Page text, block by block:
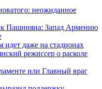
неожиданное
Пашиняна: Запад Армению
даже на стадионах
режиссер о расколе
или Главный враг